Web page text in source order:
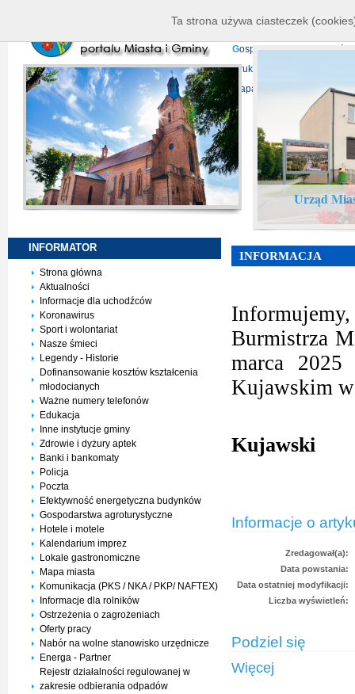
P
rojekty europejskie
Gospodarka
D ruki do pobrania
Mapa serwisu
Urząd
INFORMATOR
Strona główna
Aktualności
Informacje dla uchodźców
Koronawirus
Sport i wolontariat
Nasze śmieci
Legendy - Historie
Dofinansowanie kosztów kształcenia
młodocianych
Ważne numery telefonów
Edukacja
Inne instytucje gminy
Zdrowie i dyżury aptek
Banki i bankomaty
Policja
Poczta
Efektywność energetyczna budynków
Gospodarstwa agroturystyczne
Hotele i motele
Kalendarium imprez
Lokale gastronomiczne
Mapa miasta
Komunikacja (PKS / NKA / PKP/ NAFTEX)
Informacje dla rolników
Ostrzeżenia o zagrożeniach
Oferty pracy
Nabór na wolne stanowisko urzędnicze
Energa - Partner
Rejestr działalności regulowanej w
zakresie odbierania odpadów
INFORMACJA
Burmistrza
marca
Kujawskim
Kujawski
Informacje o
Zredagował(a):
Data powstania:
Data ostatniej modyfikacji:
Liczba wyświetleń:
Podziel się
Więcej
Ta strona używa ciasteczek